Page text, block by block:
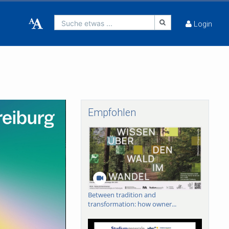
Suche etwas ... Login
Empfohlen
Between tradition and
transformation: how owner...